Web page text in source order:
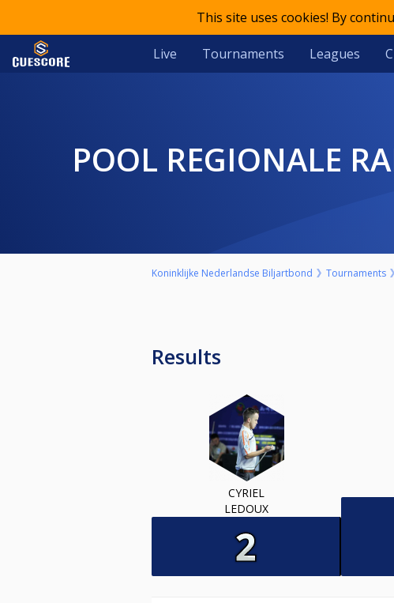
This site uses cookies! By
Live Tournaments Leagues
POOL REGIONALE
Koninklijke Nederlandse Biljartbond Tournaments
Results
CYRIEL
LEDOUX